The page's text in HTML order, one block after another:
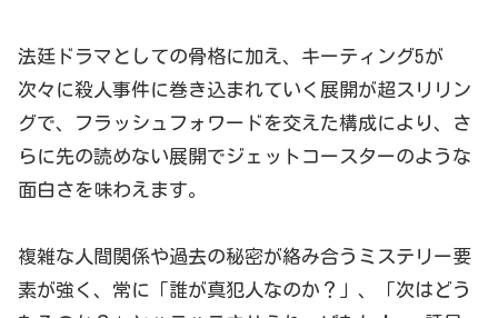
法廷ドラマとしての骨格に加え、キーティング5が
次々に殺人事件に巻き込まれていく展開が超スリリン
グで、フラッシュフォワードを交えた構成により、さ
らに先の読めない展開でジェットコースターのような
面白さを味わえます。
複雑な人間関係や過去の秘密が絡み合うミステリー要
素が強く、常に「誰が真犯人なのか？」、「次はどう